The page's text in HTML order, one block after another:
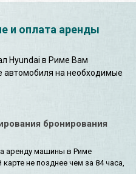
и оплата аренды
Hyundai в Риме Вам
автомобиля на необходимые
бронирования
аренду машины в Риме
не позднее чем за 84 часа,